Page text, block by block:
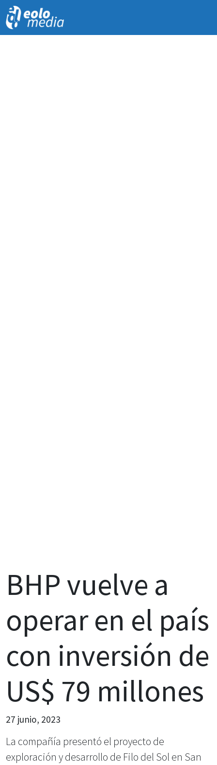
BHP vuelve a
operar en el país
con inversión de
US$ 79 millones
27 junio, 2023
La compañía presentó el proyecto de
exploración y desarrollo de Filo del Sol en San